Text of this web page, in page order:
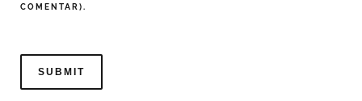
COMENTAR).